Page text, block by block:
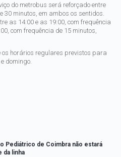
do metrobus será reforçado entre
30 minutos, em ambos os sentidos.
as 14:00 e as 19:00, com frequência
com frequência de 15 minutos,
os horários regulares previstos para
domingo.
Pediátrico de Coimbra não estará
da linha